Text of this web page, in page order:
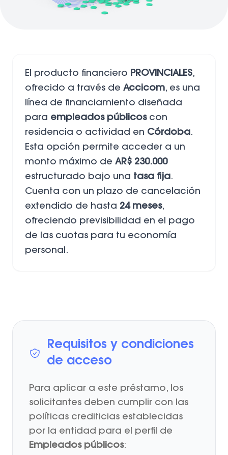
El producto financiero PROVINCIALES,
ofrecido a través de Accicom, es una
línea de financiamiento diseñada
para empleados públicoscon
residencia o actividad en Córdoba.
Esta opción permite acceder a un
monto máximo de AR$ 230.000
estructurado bajo una tasa fija.
Cuenta con un plazo de cancelación
extendido de hasta 24 meses,
ofreciendo previsibilidad en el pago
de las cuotas para tu economía
personal.
Requisitos y condiciones
de acceso
Para aplicar a este préstamo, los
solicitantes deben cumplir con las
políticas crediticias establecidas
por la entidad para el perfil de
Empleados públicos: